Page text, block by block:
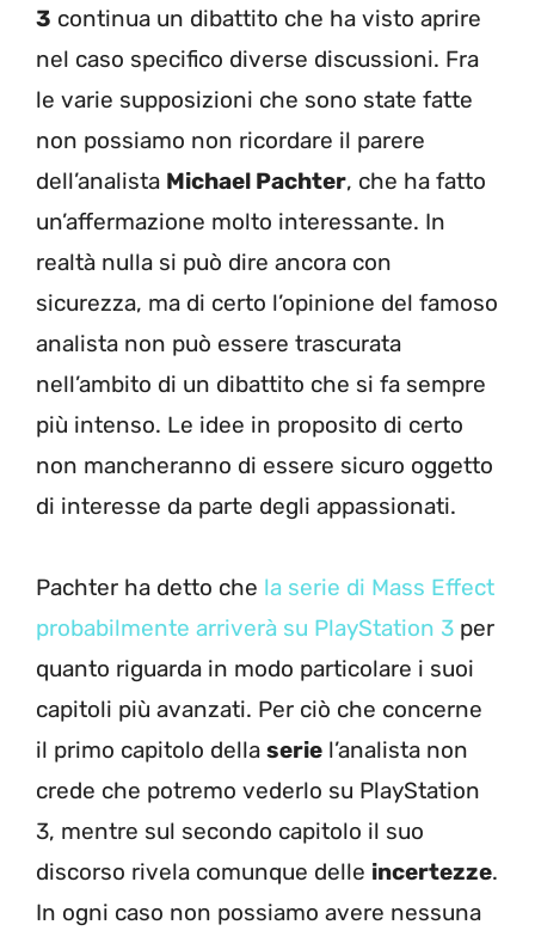
3 continua un dibattito che ha visto aprire
nel caso specifico diverse discussioni. Fra
le varie supposizioni che sono state fatte
non possiamo non ricordare il parere
dell’analista Michael Pachter, che ha fatto
un’affermazione molto interessante. In
realtà nulla si può dire ancora con
sicurezza, ma di certo l’opinione del famoso
analista non può essere trascurata
nell’ambito di un dibattito che si fa sempre
più intenso. Le idee in proposito di certo
non mancheranno di essere sicuro oggetto
di interesse da parte degli appassionati.
Pachter ha detto che la serie di Mass Effect
probabilmente arriverà su PlayStation 3 per
quanto riguarda in modo particolare i suoi
capitoli più avanzati. Per ciò che concerne
il primo capitolo della serie l’analista non
crede che potremo vederlo su PlayStation
3, mentre sul secondo capitolo il suo
discorso rivela comunque delle incertezze.
In ogni caso non possiamo avere nessuna